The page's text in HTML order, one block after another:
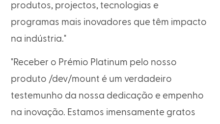
produtos, projectos, tecnologias e
programas mais inovadores que têm impacto
na indústria."
"Receber o Prémio Platinum pelo nosso
produto /dev/mount é um verdadeiro
testemunho da nossa dedicação e empenho
na inovação. Estamos imensamente gratos